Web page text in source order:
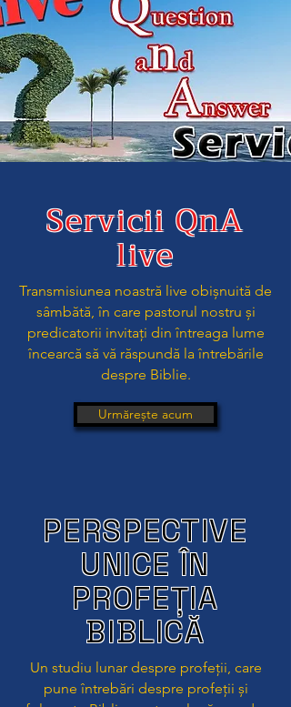
Servicii QnA
live
Transmisiunea noastră live obișnuită de
sâmbătă, în care pastorul nostru și
predicatorii invitați din întreaga lume
încearcă să vă răspundă la întrebările
despre Biblie.
Urmărește acum
PERSPECTIVE
UNICE ÎN
PROFEȚIA
BIBLICĂ
Un studiu lunar despre profeții, care
pune întrebări despre profeții și